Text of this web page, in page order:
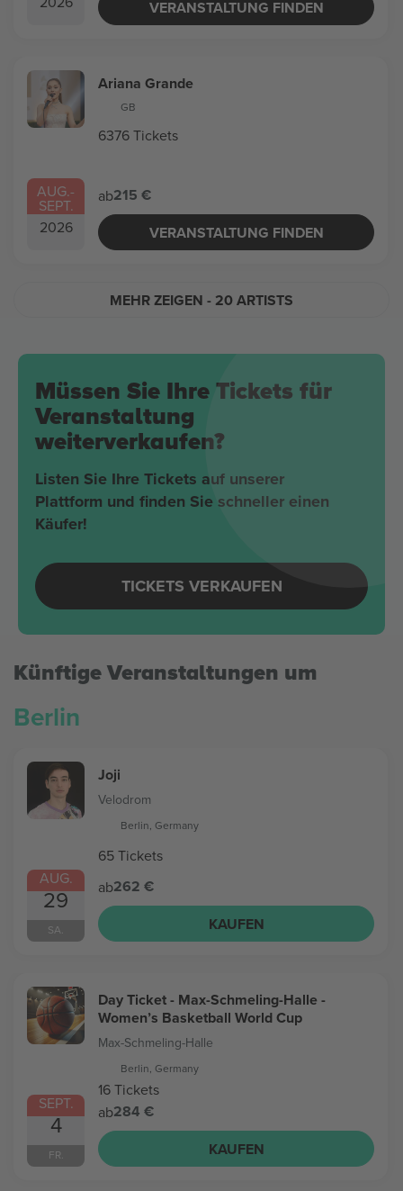
VERANSTALTUNG FINDEN
AUG.-
SEPT.
2026
Ariana Grande
GB
6376 Tickets
ab215 €
VERANSTALTUNG FINDEN
MEHR ZEIGEN - 20 ARTISTS
Müssen Sie Ihre Tickets für
Veranstaltung
weiterverkaufen?
Listen Sie Ihre Tickets auf unserer
Plattform und finden Sie schneller einen
Käufer!
TICKETS VERKAUFEN
Künftige Veranstaltungen um
Berlin
AUG.
29
SA.
Joji
Velodrom
Berlin, Germany
65 Tickets
ab262 €
KAUFEN
SEPT.
4
FR.
Day Ticket - Max-Schmeling-Halle -
Women’s Basketball World Cup
Max-Schmeling-Halle
Berlin, Germany
16 Tickets
ab284 €
KAUFEN